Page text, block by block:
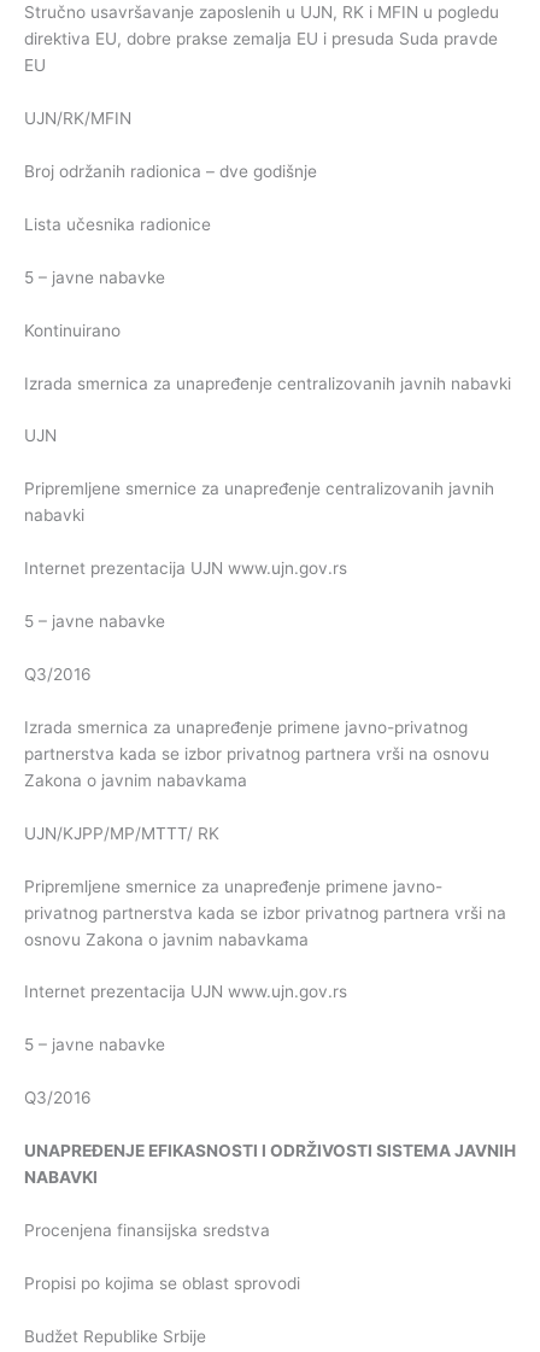
Stručno usavršavanje zaposlenih u UJN, RK i MFIN u pogledu
direktiva EU, dobre prakse zemalja EU i presuda Suda pravde
EU
UJN/RK/MFIN
Broj održanih radionica – dve godišnje
Lista učesnika radionice
5 – javne nabavke
Kontinuirano
Izrada smernica za unapređenje centralizovanih javnih nabavki
UJN
Pripremljene smernice za unapređenje centralizovanih javnih
nabavki
Internet prezentacija UJN www.ujn.gov.rs
5 – javne nabavke
Q3/2016
Izrada smernica za unapređenje primene javno-privatnog
partnerstva kada se izbor privatnog partnera vrši na osnovu
Zakona o javnim nabavkama
UJN/KJPP/MP/MTTT/ RK
Pripremljene smernice za unapređenje primene javno-
privatnog partnerstva kada se izbor privatnog partnera vrši na
osnovu Zakona o javnim nabavkama
Internet prezentacija UJN www.ujn.gov.rs
5 – javne nabavke
Q3/2016
UNAPREĐENJE EFIKASNOSTI I ODRŽIVOSTI SISTEMAJAVNIH
NABAVKI
Procenjena finansijska sredstva
Propisi po kojima se oblast sprovodi
Budžet Republike Srbije